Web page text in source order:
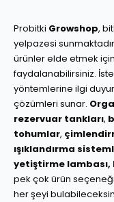
Probitki Growshop,
yelpazesi
ürünler elde etmek
faydalanabilirsiniz.
yöntemlerine ilgi
çözümleri sunar.
rezervuar tankları,
tohumlar,
ışıklandırma
yetiştirme lambası,
pek çok ürün
her şeyi